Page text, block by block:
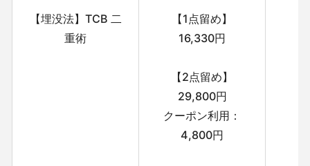
【埋没法】TCB 二
重術
【1点留め】
16,330円
【2点留め】
29,800円
クーポン利用：
4,800円